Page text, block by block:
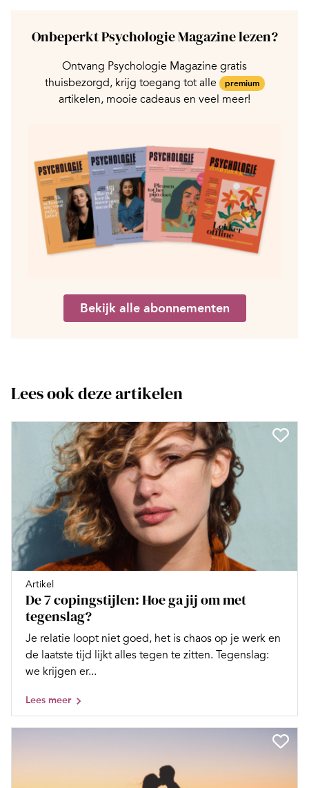
Onbeperkt Psychologie Magazine lezen?
Ontvang Psychologie Magazine gratis
thuisbezorgd, krijg toegang tot alle
premium
artikelen, mooie cadeaus en veel meer!
Bekijk alle abonnementen
Lees ook deze artikelen
Artikel
De 7 copingstijlen: Hoe ga jij om met
tegenslag?
Je relatie loopt niet goed, het is chaos op je werk en
de laatste tijd lijkt alles tegen te zitten. Tegenslag:
we krijgen er...
Lees meer